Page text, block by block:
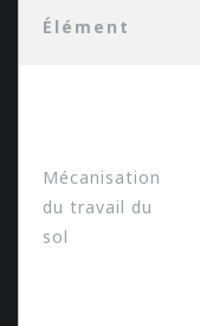
Élément
Mécanisation
du travail du
sol